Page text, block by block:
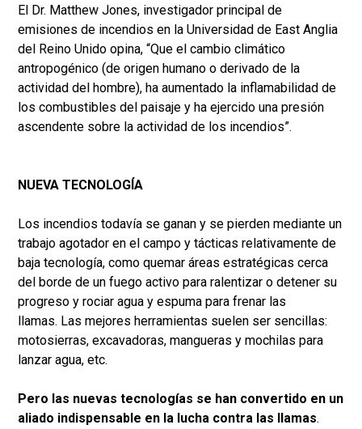
El Dr. Matthew Jones, investigador principal de
emisiones de incendios en la Universidad de East Anglia
del Reino Unido opina, “Que el cambio climático
antropogénico (de origen humano o derivado de la
actividad del hombre), ha aumentado la inflamabilidad de
los combustibles del paisaje y ha ejercido una presión
ascendente sobre la actividad de los incendios”.
NUEVA TECNOLOGÍA
Los incendios todavía se ganan y se pierden mediante un
trabajo agotador en el campo y tácticas relativamente de
baja tecnología, como quemar áreas estratégicas cerca
del borde de un fuego activo para ralentizar o detener su
progreso y rociar agua y espuma para frenar las
llamas. Las mejores herramientas suelen ser sencillas:
motosierras, excavadoras, mangueras y mochilas para
lanzar agua, etc.
Pero las nuevas tecnologías se han convertido en un
aliado indispensable en la lucha contra las llamas.